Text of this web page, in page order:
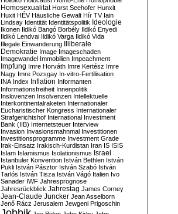
Homosexualität Horst Seehofer Hunxit
Huxit HÉV Häusliche Gewalt Hír TV Iain
Lindsay Identität Identitätspolitik Ideologie
Ikonen Ildikó Bangó Borbély Ildikó Enyedi
Ildikó Lendvai Ildikó Varga Ildikó Vida
Illegale Einwanderung Illiberale
Demokratie Image Imageschaden
Imagewandel Immobilien Impeachment
Impfung Imre Horváth Imre Kertész Imre
Nagy Imre Pozsgay In-vitro-Fertilisation
INA Index Inflation Informanten
Informationsfreiheit Innenpolitik
Inslovenzen Insolvenzen Intellektuelle
Interkontinentalraketen Internationaler
Eucharistischer Kongress Internationaler
Strafgerichtshof International Investment
Bank (IIB) Internetsteuer Interview
Invasion Invasionsmahnmal Investitionen
Investitionsprogramme Investment Grade
Irak-Einsatz Irakisch-Kurdistan Iran IS ISIS
Islam Islamismus Isolationismus Israel
Istanbuler Konvention István Bethlen István
Pukli István Pásztor István Szabó István
Tarlós István Tisza István Vágó Italien Ivo
Sanader IWF Jahresprognose
Jahresrückblick Jahrestag James Corney
Jean-Claude Juncker Jean Asselborn
Jenő Rácz Jerusalem Jewgeni Prigoschin